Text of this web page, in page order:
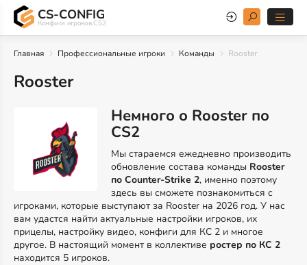
CS-CONFIG
Конфиги игроков CS2
Главная Профессиональные игроки Команды Rooster
Rooster
Немного о Rooster по
CS2
Мы стараемся ежедневно производить
обновление состава команды Rooster
по Counter-Strike 2, именно поэтому
здесь вы сможете познакомиться с
игроками, которые выступают за Rooster на 2026 год. У нас
вам удастся найти актуальные настройки игроков, их
прицелы, настройку видео, конфиги для КС 2 и многое
другое. В настоящий момент в коллективе ростер по КС 2
находится 5 игроков.